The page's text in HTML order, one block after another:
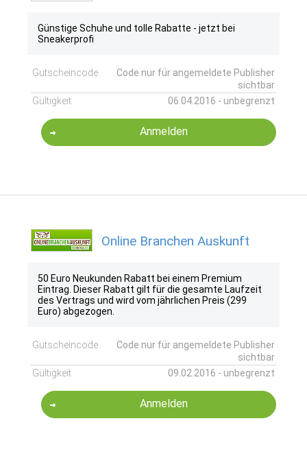
Günstige Schuhe und tolle Rabatte - jetzt bei
Sneakerprofi
Gutscheincode
Code nur für angemeldete Publisher
sichtbar
Gültigkeit
06.04.2016 - unbegrenzt
Anmelden
Online Branchen Auskunft
50 Euro Neukunden Rabatt bei einem Premium
Eintrag. Dieser Rabatt gilt für die gesamte Laufzeit
des Vertrags und wird vom jährlichen Preis (299
Euro) abgezogen.
Gutscheincode
Code nur für angemeldete Publisher
sichtbar
Gültigkeit
09.02.2016 - unbegrenzt
Anmelden